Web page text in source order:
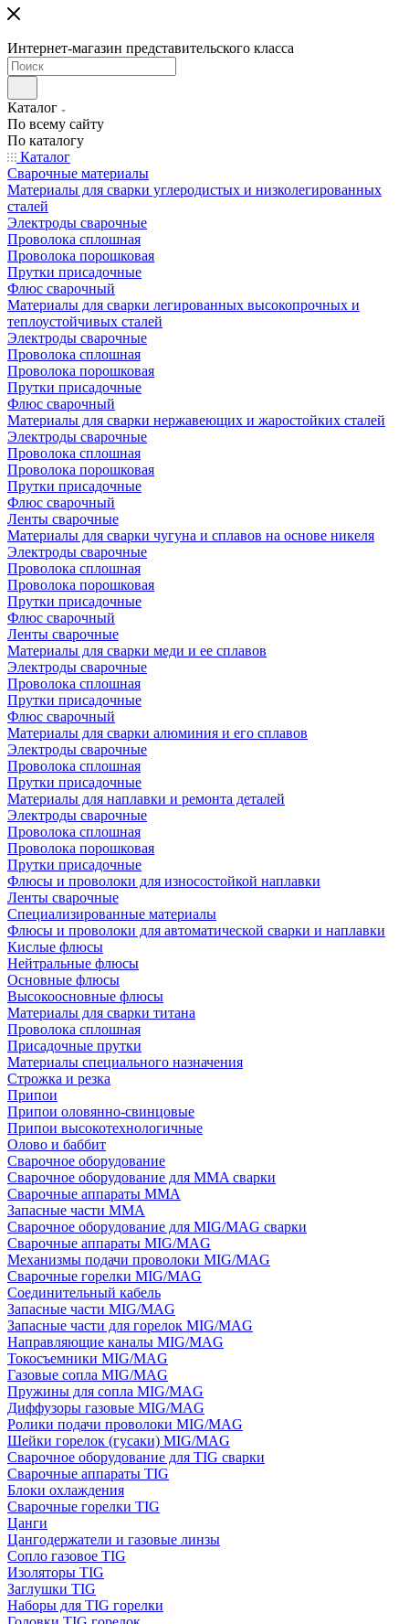
Интернет-магазин представительского класса
Каталог
По всему сайту
По каталогу
Каталог
Сварочные материалы
Материалы для сварки углеродистых и низколегированных
сталей
Электроды сварочные
Проволока сплошная
Проволока порошковая
Прутки присадочные
Флюс сварочный
Материалы для сварки легированных высокопрочных и
теплоустойчивых сталей
Электроды сварочные
Проволока сплошная
Проволока порошковая
Прутки присадочные
Флюс сварочный
Материалы для сварки нержавеющих и жаростойких сталей
Электроды сварочные
Проволока сплошная
Проволока порошковая
Прутки присадочные
Флюс сварочный
Ленты сварочные
Материалы для сварки чугуна и сплавов на основе никеля
Электроды сварочные
Проволока сплошная
Проволока порошковая
Прутки присадочные
Флюс сварочный
Ленты сварочные
Материалы для сварки меди и ее сплавов
Электроды сварочные
Проволока сплошная
Прутки присадочные
Флюс сварочный
Материалы для сварки алюминия и его сплавов
Электроды сварочные
Проволока сплошная
Прутки присадочные
Материалы для наплавки и ремонта деталей
Электроды сварочные
Проволока сплошная
Проволока порошковая
Прутки присадочные
Флюсы и проволоки для износостойкой наплавки
Ленты сварочные
Специализированные материалы
Флюсы и проволоки для автоматической сварки и наплавки
Кислые флюсы
Нейтральные флюсы
Основные флюсы
Высокоосновные флюсы
Материалы для сварки титана
Проволока сплошная
Присадочные прутки
Материалы специального назначения
Строжка и резка
Припои
Припои оловянно-свинцовые
Припои высокотехнологичные
Олово и баббит
Сварочное оборудование
Сварочное оборудование для MMA сварки
Сварочные аппараты MMA
Запасные части MMA
Сварочное оборудование для MIG/MAG сварки
Сварочные аппараты MIG/MAG
Механизмы подачи проволоки MIG/MAG
Сварочные горелки MIG/MAG
Соединительный кабель
Запасные части MIG/MAG
Запасные части для горелок MIG/MAG
Направляющие каналы MIG/MAG
Токосъемники MIG/MAG
Газовые сопла MIG/MAG
Пружины для сопла MIG/MAG
Диффузоры газовые MIG/MAG
Ролики подачи проволоки MIG/MAG
Шейки горелок (гусаки) MIG/MAG
Сварочное оборудование для TIG сварки
Сварочные аппараты TIG
Блоки охлаждения
Сварочные горелки TIG
Цанги
Цангодержатели и газовые линзы
Сопло газовое TIG
Изоляторы TIG
Заглушки TIG
Наборы для TIG горелки